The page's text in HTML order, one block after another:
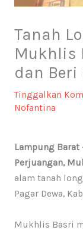
Tanah
Mukhlis
dan Beri
Tinggalkan
Nofantina
Lampung Barat
Perjuangan,
alam tanah
Pagar Dewa,
Mukhlis Basri